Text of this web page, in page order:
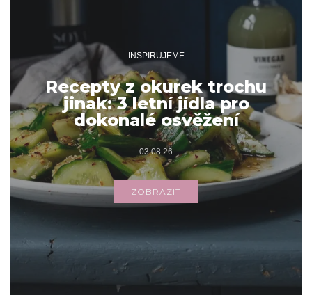
INSPIRUJEME
Recepty z okurek trochu
jinak: 3 letní jídla pro
dokonalé osvěžení
03.08.26
ZOBRAZIT
Archivy